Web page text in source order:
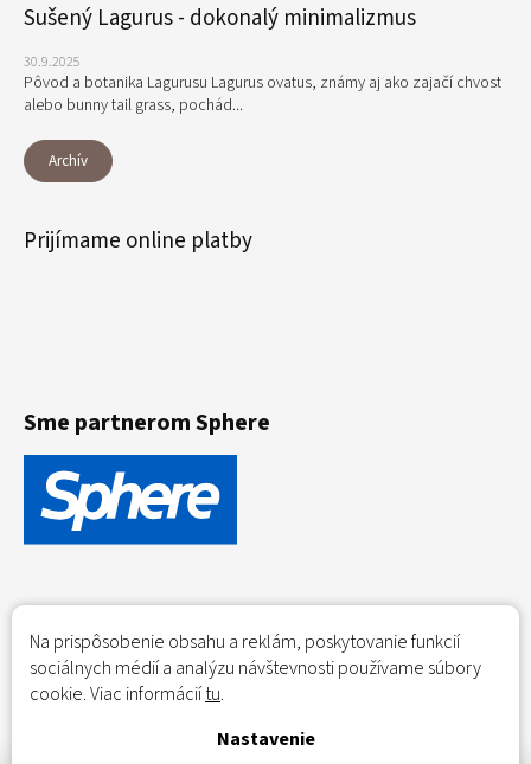
Na prispôsobenie obsahu a reklám, poskytovanie funkcií
sociálnych médií a analýzu návštevnosti používame súbory
cookie. Viac informáciítu.
Nastavenie
Sušený Lagurus - dokonalý minimalizmus
30.9.2025
Pôvod a botanika Lagurusu Lagurus ovatus, známy aj ako zajačí chvost
alebo bunny tail grass, pochád...
Archív
Prijímame online platby
Sme partnerom Sphere